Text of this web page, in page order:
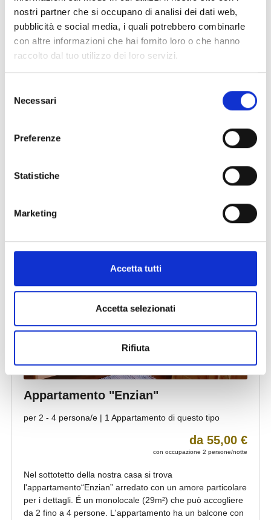
nostri partner che si occupano di analisi dei dati web,
pubblicità e social media, i quali potrebbero combinarle
con altre informazioni che hai fornito loro o che hanno
raccolto dal tuo utilizzo dei loro servizi.
delNecessari
Preferenze
Statistiche
Marketing
Accetta tutti
Accetta selezionati
Rifiuta